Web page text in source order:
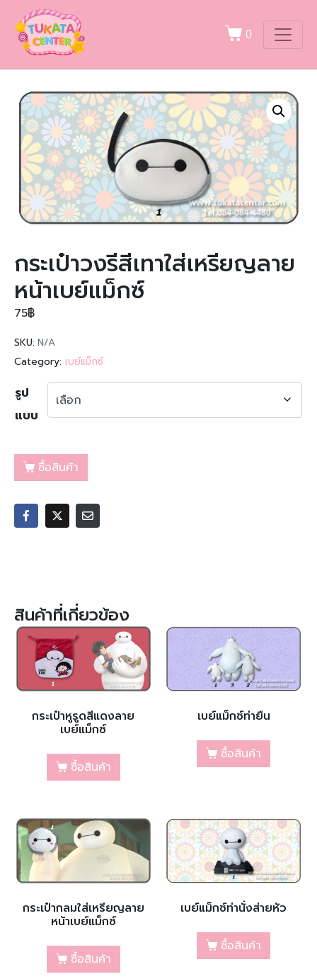
0
กระเป๋าวงรีสีเทาใส่เหรียญลาย
หน้าเบย์แม็กซ์
75฿
SKU: N/A
Category: เบย์แม็กซ์
รูป
แบบ
ซื้อสินค้า
สินค้าที่เกี่ยวข้อง
กระเป๋าหูรูดสีแดงลาย
เบย์แม็กซ์
ซื้อสินค้า
เบย์แม็กซ์ท่ายืน
ซื้อสินค้า
กระเป๋ากลมใส่เหรียญลาย
หน้าเบย์แม็กซ์
ซื้อสินค้า
เบย์แม็กซ์ท่านั่งส่ายหัว
ซื้อสินค้า